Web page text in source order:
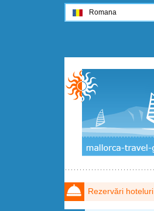
Rezervări hoteluri
Romana